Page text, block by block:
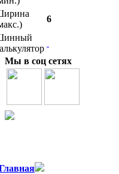
6
Мы в соц сетях